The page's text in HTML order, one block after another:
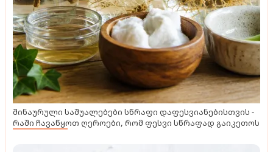
შინაურული საშუალებები სწრაფი დაფესვიანებისთვის -
რაში ჩავაწყოთ ღეროები, რომ ფესვი სწრაფად გაიკეთოს